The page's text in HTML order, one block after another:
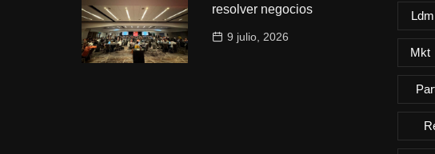
resolver negocios
9 julio, 2026
Ldm
Mkt